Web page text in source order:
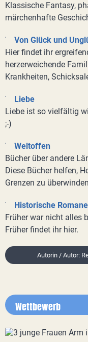
Klassische Fantasy,
märchenhafte
Von Glück und
Hier findet ihr
herzerweichende
Krankheiten,
Liebe
Liebe ist so vielfältig
;-)
Weltoffen
Bücher über andere
Diese Bücher helfen,
Grenzen zu
Historische Romane
Früher war nicht alles
Früher findet ihr hier.
Autorin / Autor:
Wettbewerb